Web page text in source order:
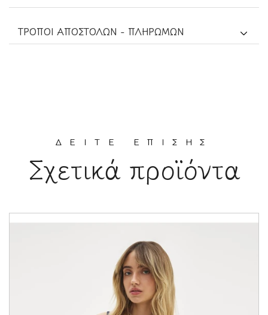
TΡΟΠΟΙ ΑΠΟΣΤΟΛΩΝ - ΠΛΗΡΩΜΩΝ
ΔΕΙΤΕ ΕΠΙΣΗΣ
Σχετικά προϊόντα